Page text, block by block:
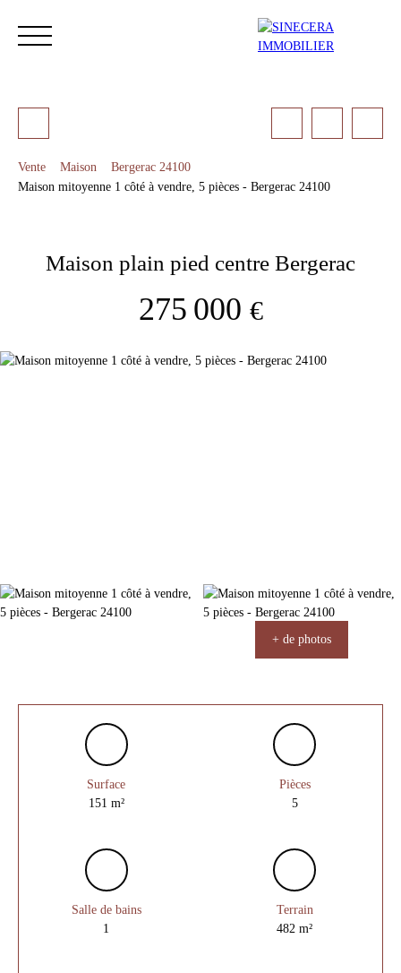
Estimation
Vente Maison
Bergerac 24100
Maison mitoyenne 1 côté à vendre, 5 pièces - Bergerac 24100
Maison plain pied centre Bergerac
275 000 €
+ de photos
Surface
151 m²
Pièces
5
Salle de bains
1
Terrain
482m²